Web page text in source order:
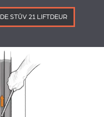
STÛV 21 LIFTDEUR